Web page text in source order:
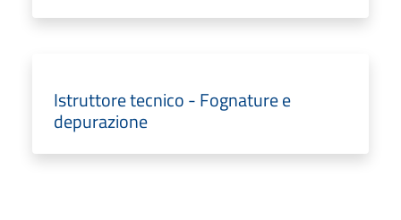
Istruttore tecnico - Fognature e
depurazione